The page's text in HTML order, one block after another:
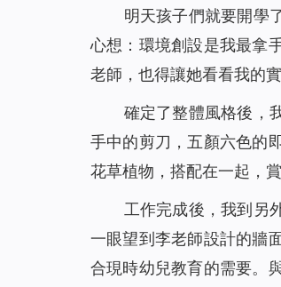
明天孩子們就要開學
心想：環境創設是我最拿
老師，也得讓她看看我的
確定了整體風格後，
手中的剪刀，五顏六色的
花草植物，搭配在一起，
工作完成後，我到另
一眼望到李老師設計的牆
合現時幼兒教育的需要。